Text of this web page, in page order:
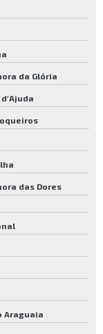
da Glória
das Dores
Araguaia